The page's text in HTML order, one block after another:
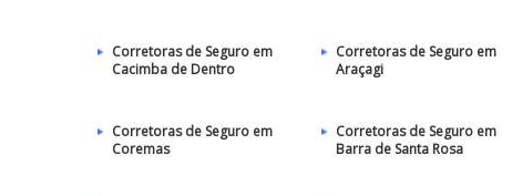
Corretoras de Seguro em
Cacimba de Dentro
Corretoras de Seguro em
Araçagi
Corretoras de Seguro em
Coremas
Corretoras de Seguro em
Barra de Santa Rosa